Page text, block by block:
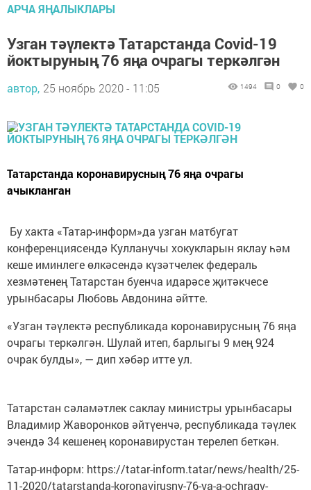
АРЧА ЯҢАЛЫКЛАРЫ
Узган тәүлектә Татарстанда Covid-19
йоктыруның 76 яңа очрагы теркәлгән
автор, 25 ноябрь 2020 - 11:05 1494 0 0
Татарстанда коронавирусның 76 яңа очрагы
ачыкланган
Бу хакта «Татар-информ»да узган матбугат
конференциясендә Кулланучы хокукларын яклау һәм
кеше иминлеге өлкәсендә күзәтчелек федераль
хезмәтенең Татарстан буенча идарәсе җитәкчесе
урынбасары Любовь Авдонина әйтте.
«Узган тәүлектә республикада коронавирусның 76 яңа
очрагы теркәлгән. Шулай итеп, барлыгы 9 мең 924
очрак булды», — дип хәбәр итте ул.
Татарстан сәламәтлек саклау министры урынбасары
Владимир Жаворонков әйтүенчә, республикада тәүлек
эчендә 34 кешенең коронавирустан терелеп беткән.
Татар-информ: https://tatar-inform.tatar/news/health/25-
11-2020/tatarstanda-koronavirusny-76-ya-a-ochragy-